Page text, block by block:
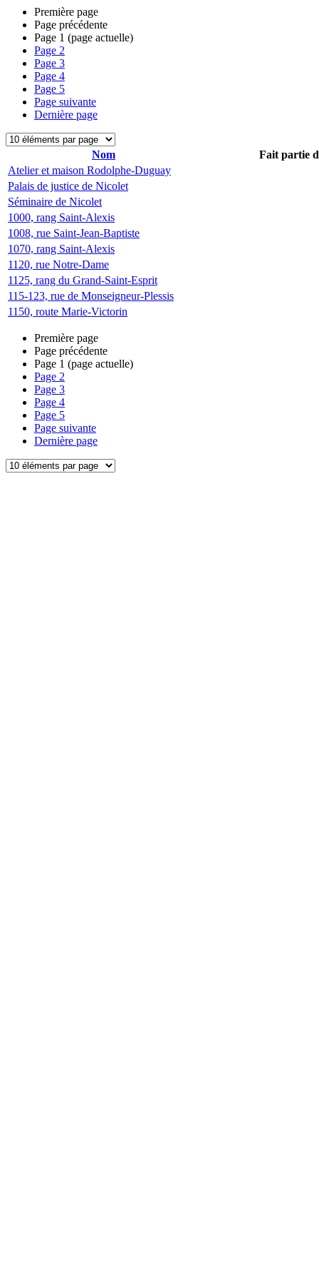
Première page
Page précédente
Page 1 (page actuelle)
Page 2
Page 3
Page 4
Page 5
Page suivante
Dernière page
Nom
Fait partie
Atelier et maison Rodolphe-Duguay
Palais de justice de Nicolet
Séminaire de Nicolet
1000, rang Saint-Alexis
1008, rue Saint-Jean-Baptiste
1070, rang Saint-Alexis
1120, rue Notre-Dame
1125, rang du Grand-Saint-Esprit
115-123, rue de Monseigneur-Plessis
1150, route Marie-Victorin
Première page
Page précédente
Page 1 (page actuelle)
Page 2
Page 3
Page 4
Page 5
Page suivante
Dernière page